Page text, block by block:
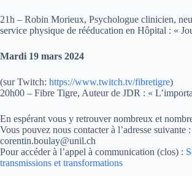
21h – Robin Morieux, Psychologue clinicien,
service physique de rééducation en Hôpital : «
Mardi 19 mars 2024
(sur Twitch: https://www.twitch.tv/fibretigre)
20h00 – Fibre Tigre, Auteur de JDR : «
En espérant vous y retrouver nombreux et
Vous pouvez nous contacter à l’adresse suivante :
corentin.boulay@unil.ch
Pour accéder à l’appel à communication (clos) :
transmissions et transformations